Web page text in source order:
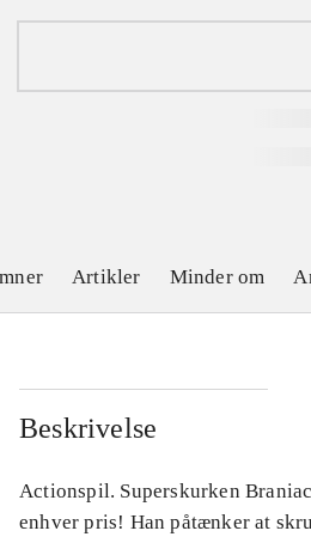
Artikler Minder om
Beskrivelse
Actionspil. Superskurken
enhver pris! Han påtænker at